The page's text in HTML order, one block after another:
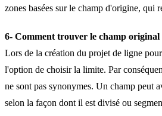
zones basées sur le champ d'origine, qui
6- Comment trouver le champ original
Lors de la création du projet de ligne
l'option de choisir la limite. Par
ne sont pas synonymes. Un champ peut
selon la façon dont il est divisé ou